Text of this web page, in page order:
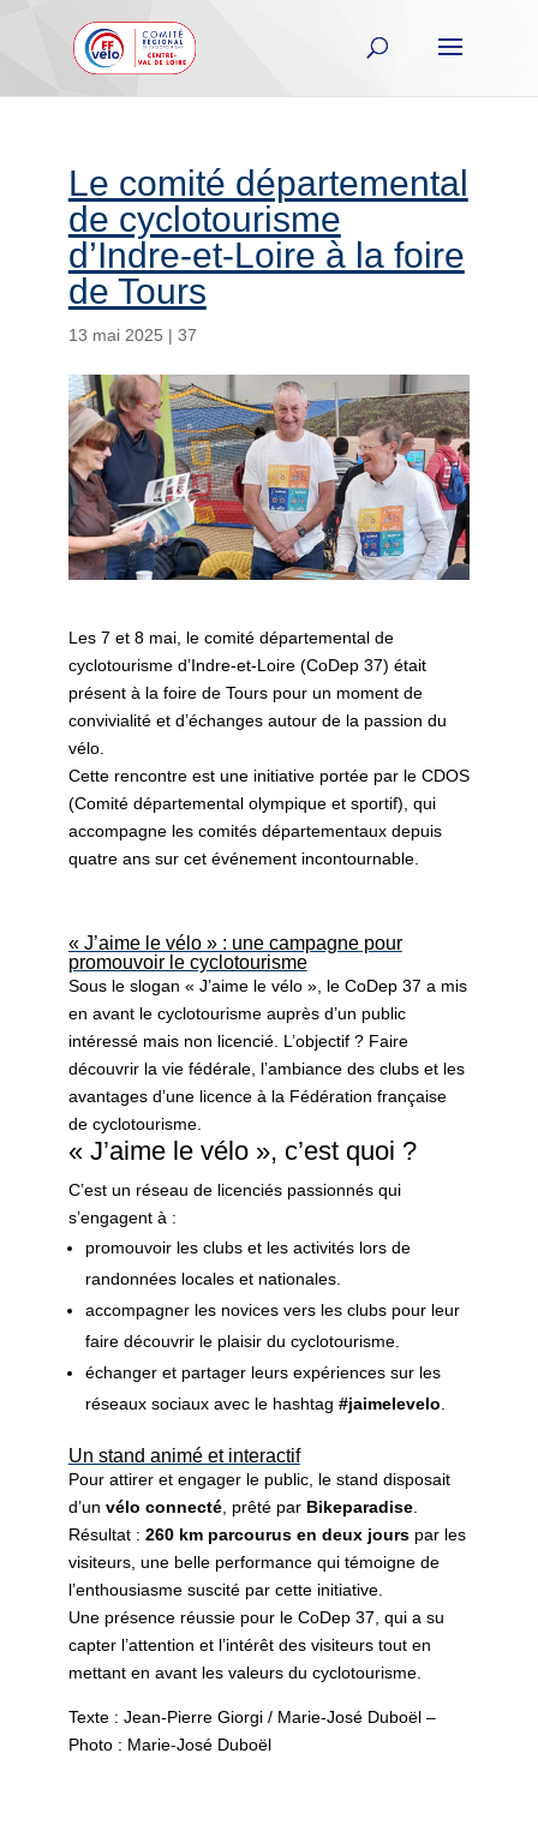
Le comité départemental
de cyclotourisme
d’Indre-et-Loire à la foire
de Tours
13 mai 2025 | 37
Les 7 et 8 mai, le comité départemental de
cyclotourisme d’Indre-et-Loire (CoDep 37) était
présent à la foire de Tours pour un moment de
convivialité et d’échanges autour de la passion du
vélo.
Cette rencontre est une initiative portée par le CDOS
(Comité départemental olympique et sportif), qui
accompagne les comités départementaux depuis
quatre ans sur cet événement incontournable.
« J’aime le vélo » : une campagne pour
promouvoir le cyclotourisme
Sous le slogan « J’aime le vélo », le CoDep 37 a mis
en avant le cyclotourisme auprès d’un public
intéressé mais non licencié. L’objectif ? Faire
découvrir la vie fédérale, l’ambiance des clubs et les
avantages d’une licence à la Fédération française
de cyclotourisme.
« J’aime le vélo », c’est quoi ?
C’est un réseau de licenciés passionnés qui
s’engagent à :
promouvoir les clubs et les activités lors de
randonnées locales et nationales.
accompagner les novices vers les clubs pour leur
faire découvrir le plaisir du cyclotourisme.
échanger et partager leurs expériences sur les
réseaux sociaux avec le hashtag #jaimelevelo.
Un stand animé et interactif
Pour attirer et engager le public, le stand disposait
d’un vélo connecté, prêté par Bikeparadise.
Résultat : 260 km parcourus en deux jourspar les
visiteurs, une belle performance qui témoigne de
l’enthousiasme suscité par cette initiative.
Une présence réussie pour le CoDep 37, qui a su
capter l’attention et l’intérêt des visiteurs tout en
mettant en avant les valeurs du cyclotourisme.
Texte : Jean-Pierre Giorgi / Marie-José Duboël –
Photo : Marie-José Duboël